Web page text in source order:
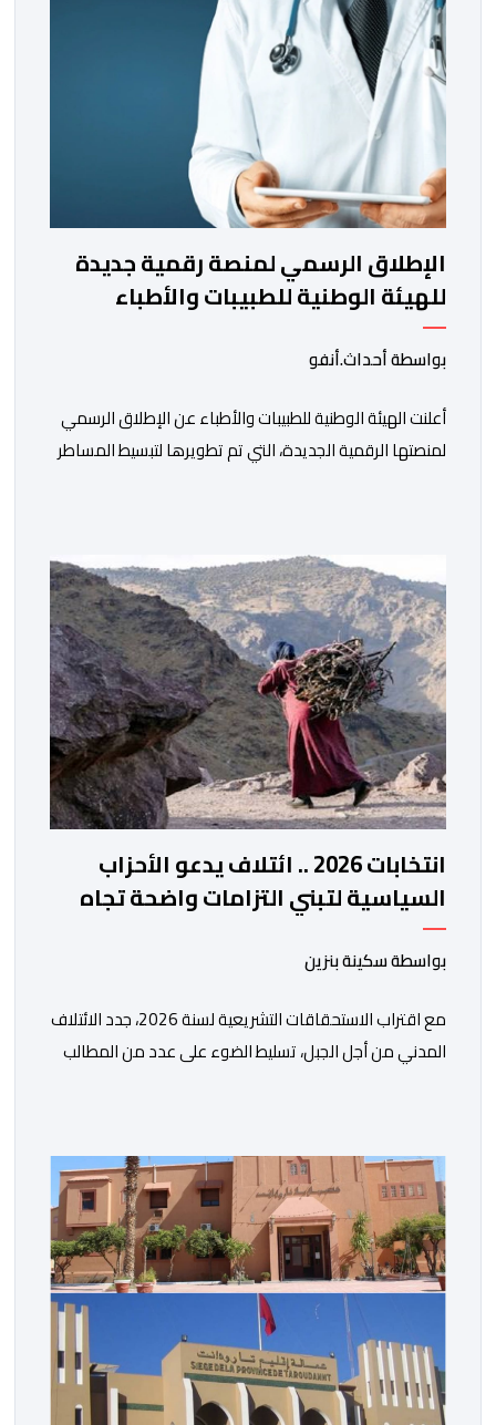
الإطلاق الرسمي لمنصة رقمية جديدة
للهيئة الوطنية للطبيبات والأطباء
بواسطة أحداث.أنفو
أعلنت الهيئة الوطنية للطبيبات والأطباء عن الإطلاق الرسمي
لمنصتها الرقمية الجديدة، التي تم تطويرها لتبسيط المساطر
للهيئة إلى جانب الهيئة الوطنية. وذكر بلاغ للهيئة أن هذه
المنصة، التي تم إطلاقها في إطار استراتيجيتها الرامية إلى
التحديث والتحول الرقمي، تشكل خطوة مهمة في […]
انتخابات 2026 .. ائتلاف يدعو الأحزاب
السياسية لتبني التزامات واضحة تجاه
المناطق الجبلية
بواسطة سكينة بنزين
مع اقتراب الاستحقاقات التشريعية لسنة 2026، جدد الائتلاف
المدني من أجل الجبل، تسليط الضوء على عدد من المطالب
ادراج 10 التزامات ضمن برامجها الانتخابية المنتظرة، في إطار
تعاقد سياسي مع المناطق الجبلية والانتقال من الوعود
الانتخابية إلى التزامات عملية […]